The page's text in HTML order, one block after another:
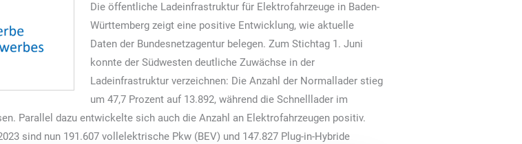
Die öffentliche Ladeinfrastruktur für Elektrofahrzeuge in Baden-
Württemberg zeigt eine positive Entwicklung, wie aktuelle
Daten der Bundesnetzagentur belegen. Zum Stichtag 1. Juni
konnte der Südwesten deutliche Zuwächse in der
Ladeinfrastruktur verzeichnen: Die Anzahl der Normallader stieg
um 47,7 Prozent auf 13.892, während die Schnelllader im
Parallel dazu entwickelte sich auch die Anzahl an Elektrofahrzeugen positiv.
sind nun 191.607 vollelektrische Pkw (BEV) und 147.827 Plug-in-Hybride